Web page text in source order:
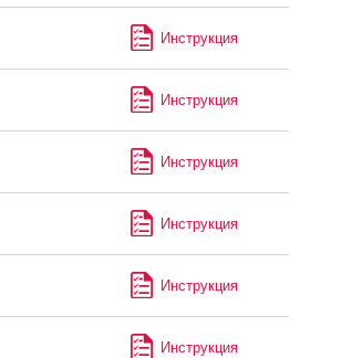
Инструкция
Инструкция
Инструкция
Инструкция
Инструкция
Инструкция